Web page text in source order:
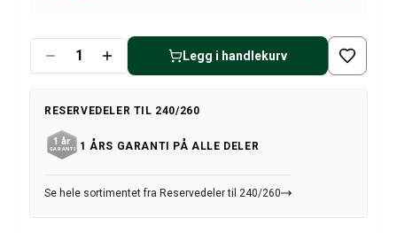
1800 Kraftoverføring/Bakaksel
1800 Interiør
Varme/Friskluftsanlegg 1800 (1961–73)
1800 Øvrig
Reservedeler til 140/164
Volvo 140/164 karosseri
140/164 Kjølesystem
Legg i handlekurv
RESERVEDELER TIL 240/260
1 ÅRS GARANTI PÅ ALLE DELER
Se hele sortimentet fra Reservedeler til 240/260